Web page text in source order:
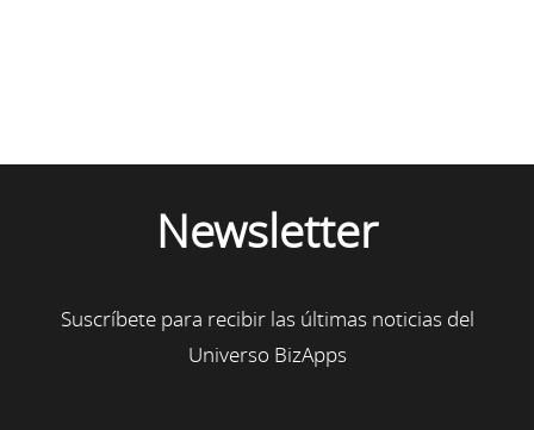
Newsletter
Suscríbete para recibir las últimas noticias del
Universo BizApps